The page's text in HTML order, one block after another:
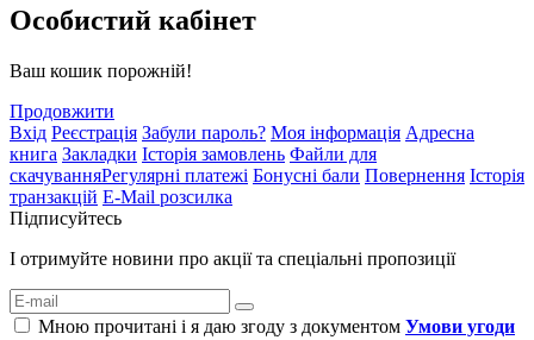
Особистий кабінет
Ваш кошик порожній!
Продовжити
Вхід Реєстрація Забули пароль? Моя інформація Адресна
книга Закладки Історія замовлень Файли для
скачуванняРегулярні платежі Бонусні бали Повернення Історія
транзакцій E-Mail розсилка
Підписуйтесь
І отримуйте новини про акції та спеціальні пропозиції
Мною прочитані і я даю згоду з документом Умови угоди